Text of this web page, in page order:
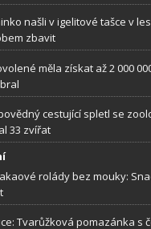
našli v igelitové tašce v
zbavit
měla získat až 2 000
cestující spletl se
33 zvířat
rolády bez mouky:
Tvarůžková pomazánka s